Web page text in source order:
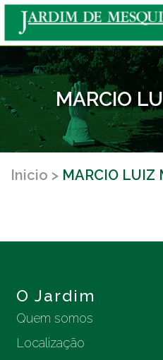
MARCIO
Inicio MARCIO LUIZ
O Jardim
Quem somos
Localização